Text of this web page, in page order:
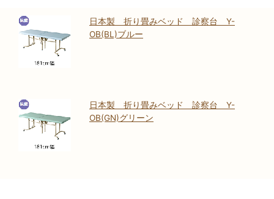
日本製 折り畳みベッド 診察台 Y-
OB(BL)ブルー
日本製 折り畳みベッド 診察台 Y-
OB(GN)グリーン